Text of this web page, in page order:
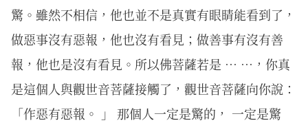
驚。雖然不相信，他也並不是真實有眼睛能看到了，
做惡事沒有惡報，他也沒有看見；做善事有沒有善
報，他也是沒有看見。所以佛菩薩若是 … …，你真
是這個人與觀世音菩薩接觸了，觀世音菩薩向你說：
「作惡有惡報。 」 那個人一定是驚的， 一定是驚